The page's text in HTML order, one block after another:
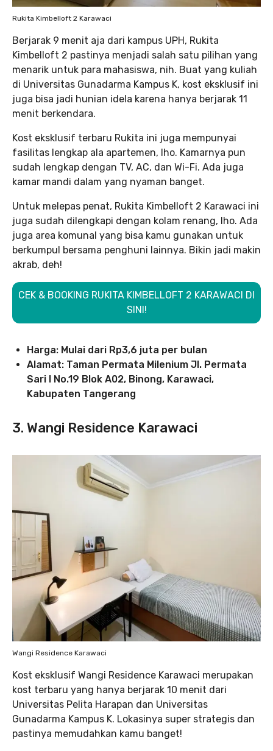
Rukita Kimbelloft 2 Karawaci
Berjarak 9 menit aja dari kampus UPH, Rukita
Kimbelloft 2 pastinya menjadi salah satu pilihan yang
menarik untuk para mahasiswa, nih. Buat yang kuliah
di Universitas Gunadarma Kampus K, kost eksklusif ini
juga bisa jadi hunian idela karena hanya berjarak 11
menit berkendara.
Kost eksklusif terbaru Rukita ini juga mempunyai
fasilitas lengkap ala apartemen, lho. Kamarnya pun
sudah lengkap dengan TV, AC, dan Wi-Fi. Ada juga
kamar mandi dalam yang nyaman banget.
Untuk melepas penat, Rukita Kimbelloft 2 Karawaci ini
juga sudah dilengkapi dengan kolam renang, lho. Ada
juga area komunal yang bisa kamu gunakan untuk
berkumpul bersama penghuni lainnya. Bikin jadi makin
akrab, deh!
CEK & BOOKING RUKITA KIMBELLOFT 2 KARAWACI DI
SINI!
Harga: Mulai dari Rp3,6 juta per bulan
Alamat: Taman Permata Milenium Jl. Permata
Sari I No.19 Blok A02, Binong, Karawaci,
Kabupaten Tangerang
3. Wangi Residence Karawaci
Wangi Residence Karawaci
Kost eksklusif Wangi Residence Karawaci merupakan
kost terbaru yang hanya berjarak 10 menit dari
Universitas Pelita Harapan dan Universitas
Gunadarma Kampus K. Lokasinya super strategis dan
pastinya memudahkan kamu banget!